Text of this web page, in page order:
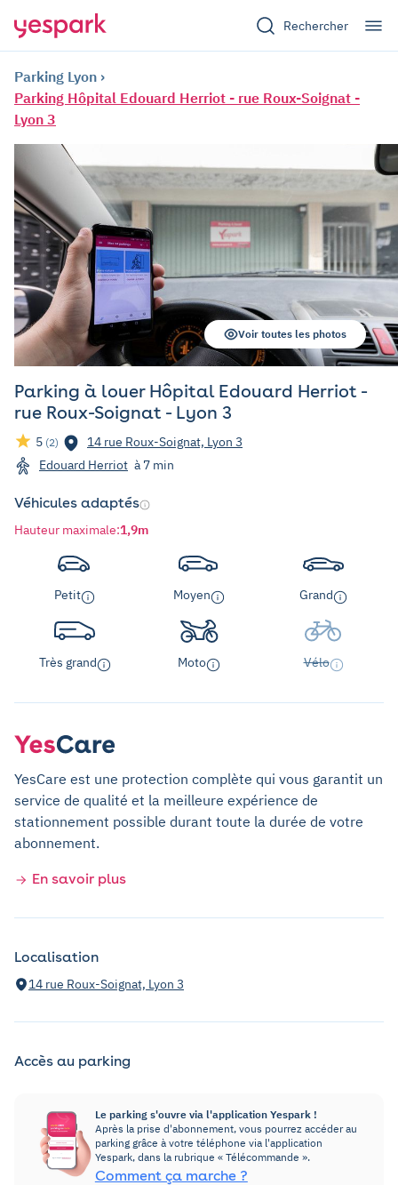
Rechercher
Parking Lyon
Parking Hôpital Edouard Herriot - rue Roux-Soignat -
Lyon 3
Parking à louer Hôpital Edouard Herriot -
rue Roux-Soignat - Lyon 3
5 (2)
14 rue Roux-Soignat, Lyon 3
Edouard Herriot à 7 min
Voir toutes les photos
Véhicules adaptés
Hauteur maximale:1,9m
Petit Moyen Grand
Très grand Moto Vélo
YesCare est une protection complète qui vous garantit un
service de qualité et la meilleure expérience de
stationnement possible durant toute la durée de votre
abonnement.
En savoir plus
Localisation
14 rue Roux-Soignat, Lyon 3
Accès au parking
Le parking s'ouvre via l'application Yespark !
Après la prise d'abonnement, vous pourrez accéder au
parking grâce à votre téléphone via l'application
Yespark, dans la rubrique « Télécommande ».
Comment ça marche ?